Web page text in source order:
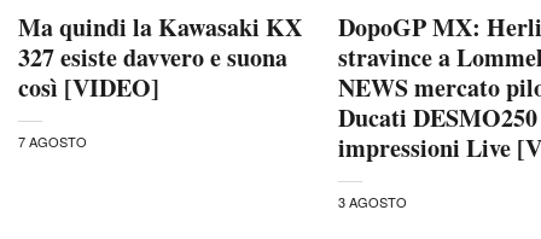
Ma quindi la Kawasaki KX
327 esiste davvero e suona
così [VIDEO]
7 AGOSTO
DopoGP MX:
stravince a
NEWS mercato
Ducati DESMO250
impressioni Live
3 AGOSTO